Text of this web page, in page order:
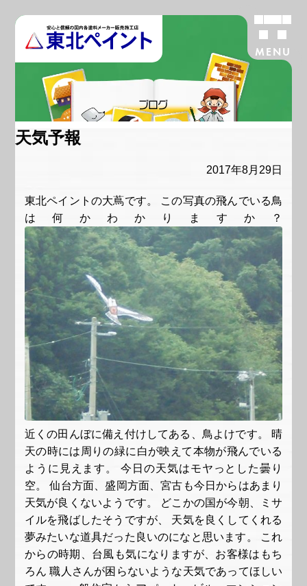
MENU
ブログ
天気予報
2017年8月29日
東北ペイントの大蔦です。 この写真の飛んでいる鳥
は何かわかりますか？
近くの田んぼに備え付けしてある、鳥よけです。 晴
天の時には周りの緑に白が映えて本物が飛んでいる
ように見えます。 今日の天気はモヤっとした曇り
空。 仙台方面、盛岡方面、宮古も今日からはあまり
天気が良くないようです。 どこかの国が今朝、ミサ
イルを飛ばしたそうですが、 天気を良くしてくれる
夢みたいな道具だった良いのになと思います。 これ
からの時期、台風も気になりますが、お客様はもち
ろん 職人さんが困らないような天気であってほしい